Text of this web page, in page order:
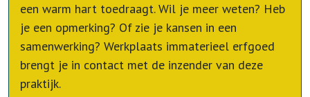
een warm hart toedraagt. Wil je meer weten? Heb
je een opmerking? Of zie je kansen in een
samenwerking? Werkplaats immaterieel erfgoed
brengt je in contact met de inzender van deze
praktijk.